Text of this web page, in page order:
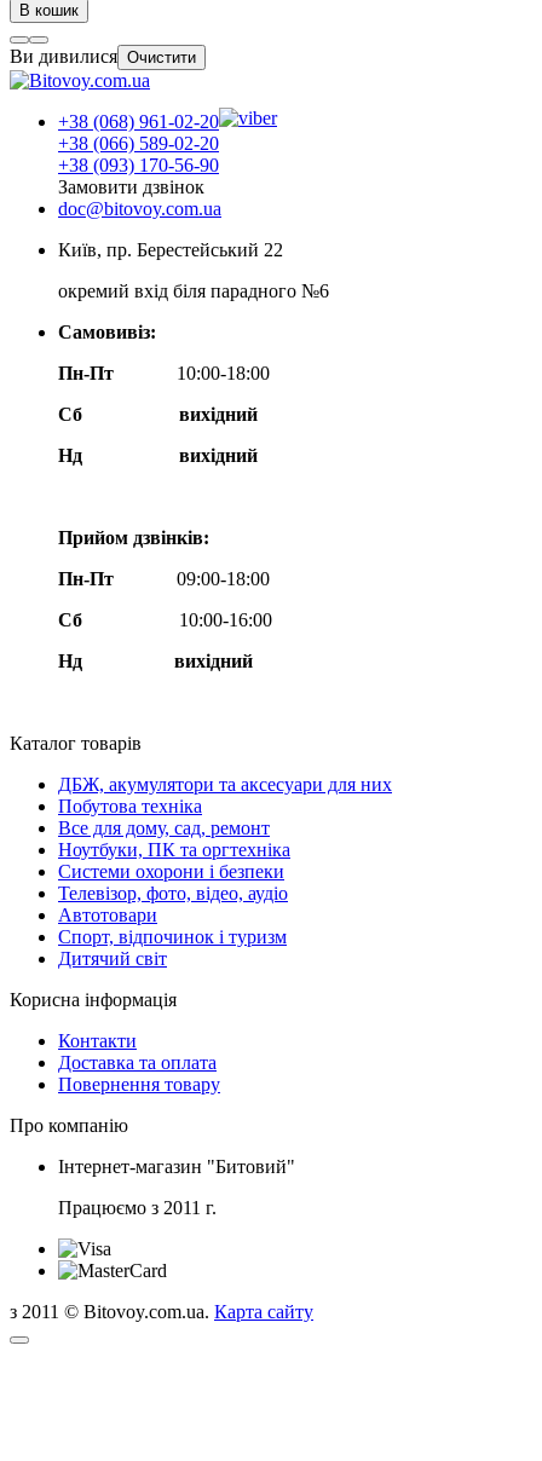
В кошик
Ви дивилися Очистити
+38 (068) 961-02-20
+38 (066) 589-02-20
+38 (093) 170-56-90
Замовити дзвінок
doc@bitovoy.com.ua
Київ, пр. Берестейський 22
окремий вхід біля парадного №6
Самовивіз:
Пн-Пт
10:00-18:00
Сб
вихідний
Нд
вихідний
Прийом дзвінків:
Пн-Пт
09:00-18:00
Сб
10:00-16:00
Нд вихідний
Каталог товарів
ДБЖ, акумулятори та аксесуари для них
Побутова техніка
Все для дому, сад, ремонт
Ноутбуки, ПК та оргтехніка
Системи охорони і безпеки
Телевізор, фото, відео, аудіо
Автотовари
Спорт, відпочинок і туризм
Дитячий світ
Корисна інформація
Контакти
Доставка та оплата
Повернення товару
Про компанію
Інтернет-магазин "Битовий"
Працюємо з 2011 г.
з 2011 © Bitovoy.com.ua. Карта сайту